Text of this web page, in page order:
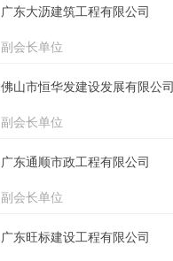
广东大沥建筑工程有限公司
副会长单位
佛山市恒华发建设发展有限公司
副会长单位
广东通顺市政工程有限公司
副会长单位
广东旺标建设工程有限公司